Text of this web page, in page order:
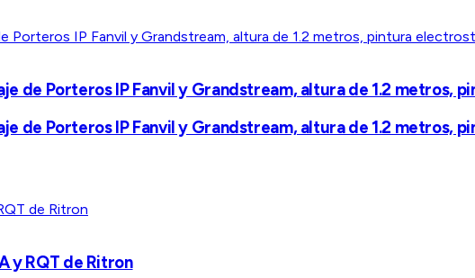
de Porteros IP Fanvil y Grandstream, altura de 1.2 metros,
de Porteros IP Fanvil y Grandstream, altura de 1.2 metros,
y RQT de Ritron